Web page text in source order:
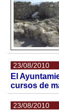
23/08/2010
El
cursos de
23/08/2010